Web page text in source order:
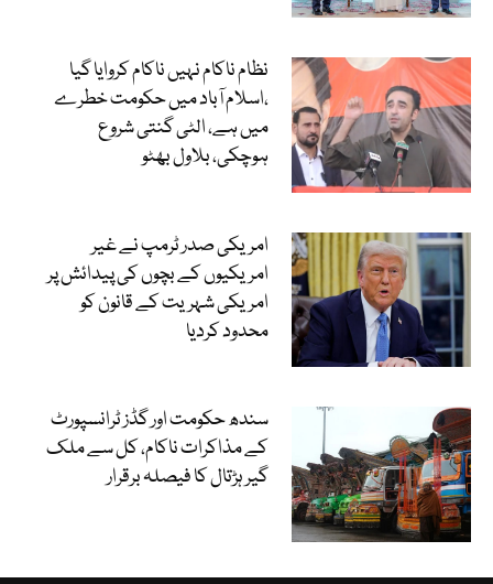
نظام ناکام نہیں ناکام کروایا گیا
،اسلام آباد میں حکومت خطرے
میں ہے، الٹی گنتی شروع
ہوچکی، بلاول بھٹو
امریکی صدر ٹرمپ نے غیر
امریکیوں کے بچوں کی پیدائش پر
امریکی شہریت کے قانون کو
محدود کردیا
سندھ حکومت اور گڈز ٹرانسپورٹ
کے مذاکرات ناکام، کل سے ملک
گیر ہڑتال کا فیصلہ برقرار